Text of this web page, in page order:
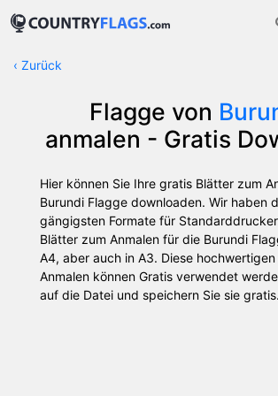
‹ Zurück
Flagge von
anmalen - Gratis
Hier können Sie Ihre gratis Blätter zum
Burundi Flagge downloaden. Wir haben
gängigsten Formate für
Blätter zum Anmalen für die Burundi
A4, aber auch in A3. Diese
Anmalen können Gratis verwendet
auf die Datei und speichern Sie sie gratis.